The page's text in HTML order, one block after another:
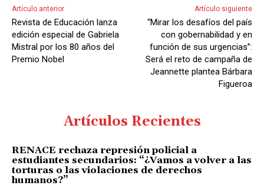
Artículo anterior
Revista de Educación lanza
edición especial de Gabriela
Mistral por los 80 años del
Premio Nobel
Artículo siguiente
“Mirar los desafíos del país
con gobernabilidad y en
función de sus urgencias”:
Será el reto de campaña de
Jeannette plantea Bárbara
Figueroa
Artículos Recientes
RENACE rechaza represión policial a
estudiantes secundarios: “¿Vamos a volver a las
torturas o las violaciones de derechos
humanos?”